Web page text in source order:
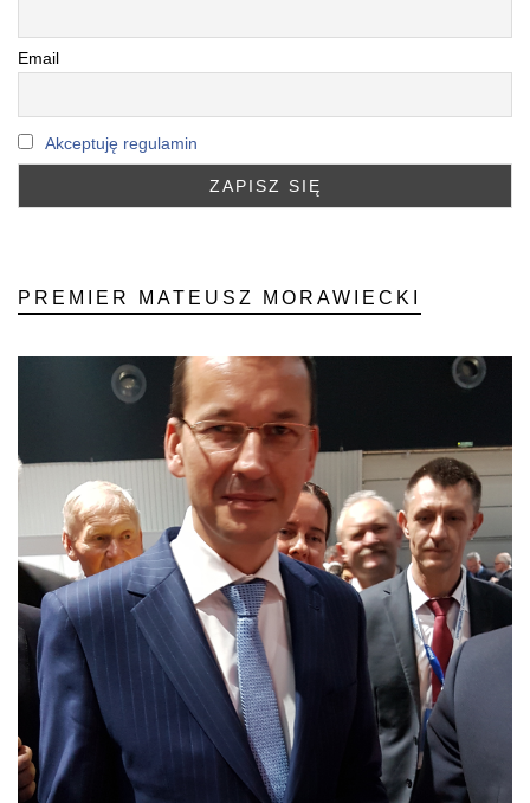
Email
Akceptuję regulamin
PREMIER MATEUSZ MORAWIECKI